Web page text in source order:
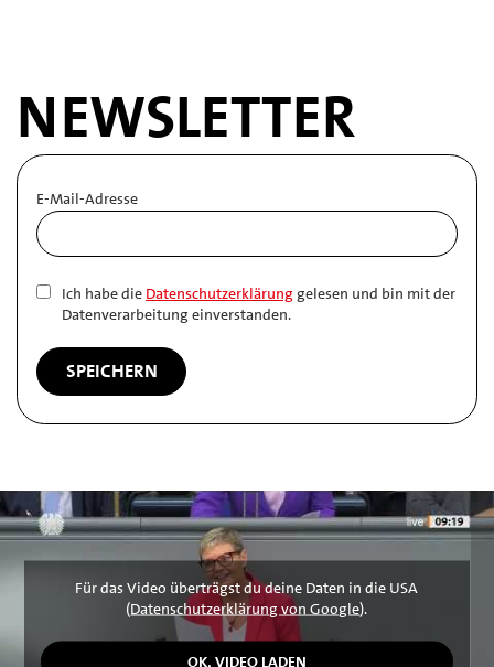
NEWSLETTER
E-Mail-Adresse
Ich habe die Datenschutzerklärung gelesen und bin mit der
Datenverarbeitung einverstanden.
Für das Video überträgst du deine Daten in die USA
(Datenschutzerklärung von Google).